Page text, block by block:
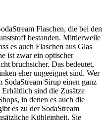
Flaschen, die bei den
bestanden. Mittlerweile
es auch Flaschen aus Glas
ist zwar ein optischer
bruchsicher. Das bedeutet,
eher ungeeignet sind. Wer
SodaStream Sirup einen ganz
sind die Zusätze
in denen es auch die
es zu der SodaStream
Kühleinheit. Sie